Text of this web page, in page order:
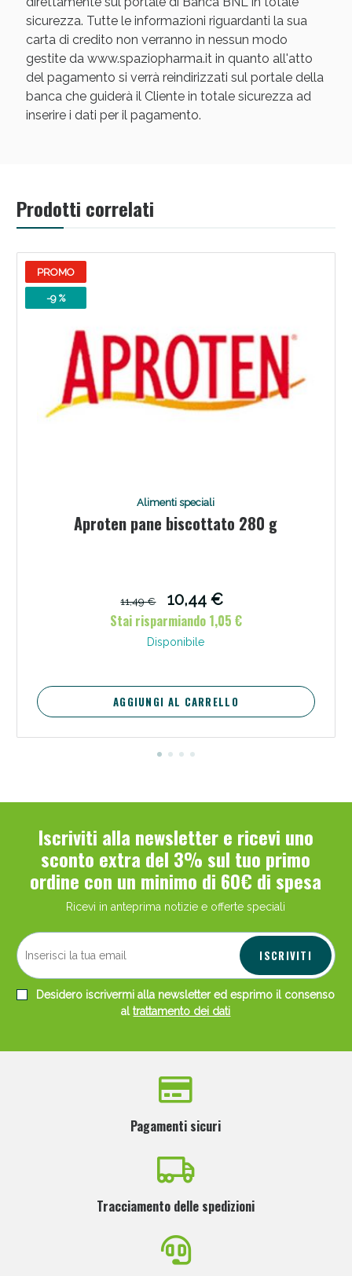
sicurezza. Tutte le informazioni riguardanti la sua
carta di credito non verranno in nessun modo
gestite da www.spaziopharma.it in quanto all'atto
del pagamento si verrà reindirizzati sul portale della
banca che guiderà il Cliente in totale sicurezza ad
inserire i dati per il pagamento.
Prodotti correlati
PROMO
-9 %
Alimenti speciali
Aproten pane biscottato 280 g
11,49 €
10,44 €
Stai risparmiando 1,05 €
Disponibile
AGGIUNGI AL CARRELLO
Iscriviti alla newsletter e ricevi uno
sconto extra del 3% sul tuo primo
ordine con un minimo di 60€ di spesa
Ricevi in anteprima notizie e offerte speciali
ISCRIVITI
Desidero iscrivermi alla newsletter ed esprimo il consenso
altrattamento dei dati
Pagamenti sicuri
Tracciamento delle spedizioni
Scopri le offerte di Oggi